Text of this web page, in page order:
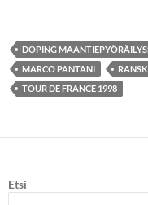
DOPING
MARCO PANTANI
TOUR DE FRANCE 1998
Etsi